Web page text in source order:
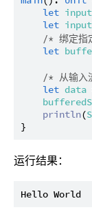
let
let
/* 绑定指
let
/* 从输入
let data
println(
运行结果：